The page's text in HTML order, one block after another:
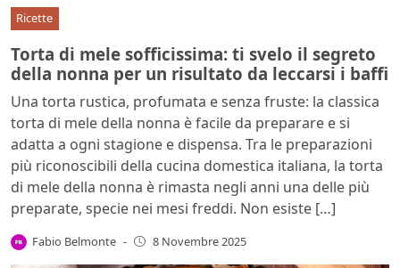
Ricette
Torta di mele sofficissima: ti svelo il segreto
della nonna per un risultato da leccarsi i baffi
Una torta rustica, profumata e senza fruste: la classica
torta di mele della nonna è facile da preparare e si
adatta a ogni stagione e dispensa. Tra le preparazioni
più riconoscibili della cucina domestica italiana, la torta
di mele della nonna è rimasta negli anni una delle più
preparate, specie nei mesi freddi. Non esiste […]
Fabio Belmonte - 8 Novembre 2025